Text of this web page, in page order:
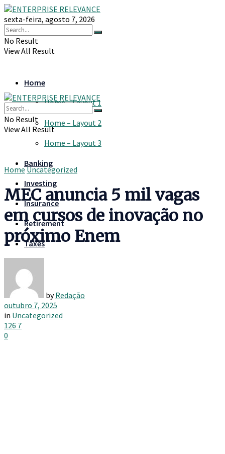
sexta-feira, agosto 7, 2026
No Result
View All Result
Home
Home – Layout 1
Home – Layout 2
Home – Layout 3
Banking
Investing
Insurance
Retirement
Taxes
No Result
View All Result
HomeUncategorized
MEC anuncia 5 mil vagas
em cursos de inovação no
próximo Enem
by Redação
outubro 7, 2025
in Uncategorized
126 7
0